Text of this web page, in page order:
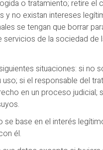
o tratamiento; retire el
no existan intereses
se tengan que borrar
de la sociedad de
situaciones: si no
si el responsable del
en un proceso judicial;
base en el interés
él.